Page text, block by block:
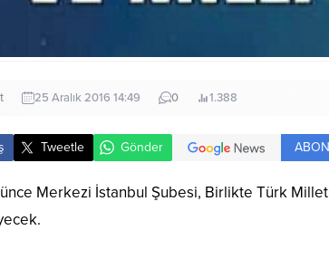
25 Aralık 2016 14:49 0 1.388
Tweetle Gönder
Merkezi İstanbul Şubesi, Birlikte Türk